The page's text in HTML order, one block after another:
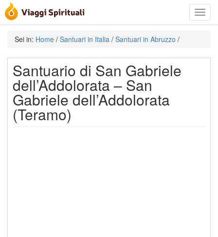
Toggle
Sei in: Home / Santuari in Italia / Santuari in Abruzzo /
Santuario di San Gabriele
dell’Addolorata – San
Gabriele dell’Addolorata
(Teramo)